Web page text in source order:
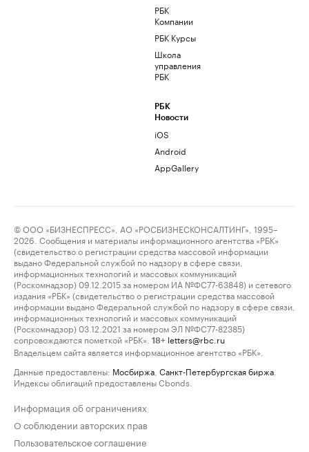
РБК
Компании
РБК Курсы
Школа
управления
РБК
РБК
Новости
iOS
Android
AppGallery
© ООО «БИЗНЕСПРЕСС», АО «РОСБИЗНЕСКОНСАЛТИНГ», 1995–
2026. Сообщения и материалы информационного агентства «РБК»
(свидетельство о регистрации средства массовой информации
выдано Федеральной службой по надзору в сфере связи,
информационных технологий и массовых коммуникаций
(Роскомнадзор) 09.12.2015 за номером ИА №ФС77-63848) и сетевого
издания «РБК» (свидетельство о регистрации средства массовой
информации выдано Федеральной службой по надзору в сфере связи,
информационных технологий и массовых коммуникаций
(Роскомнадзор) 03.12.2021 за номером ЭЛ №ФС77-82385)
сопровождаются пометкой «РБК».
18+ letters@rbc.ru
Владельцем сайта является информационное агентство «РБК».
Данные предоставлены: Мосбиржа Санкт-Петербургская биржа
Индексы облигаций предоставлены Cbonds.
Информация об ограничениях
О соблюдении авторских прав
Пользовательское соглашение